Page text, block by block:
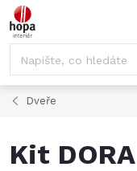
Přejít
na
Dveře
Kit